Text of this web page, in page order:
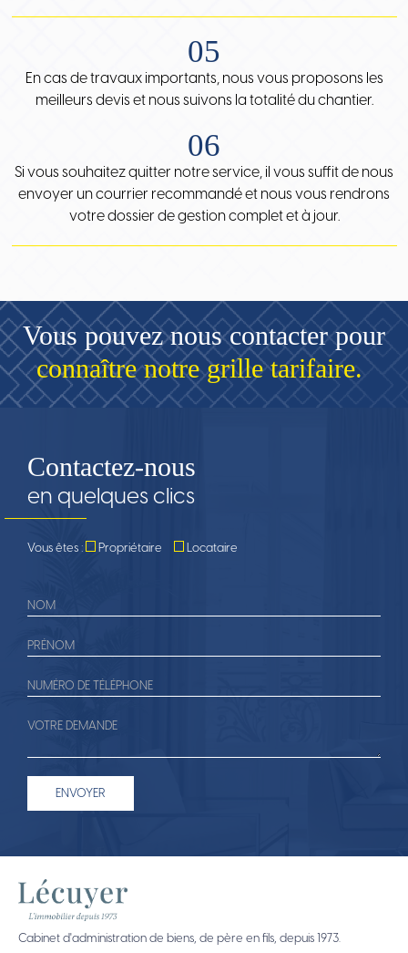
05
En cas de travaux importants, nous vous proposons les
meilleurs devis et nous suivons la totalité du chantier.
06
Si vous souhaitez quitter notre service, il vous suffit de nous
envoyer un courrier recommandé et nous vous rendrons
votre dossier de gestion complet et à jour.
Vous pouvez nous contacter pour
connaître notre grille tarifaire.
Contactez-nous
en quelques clics
Vous êtes : Propriétaire Locataire
Cabinet d'administration de biens, de père en fils, depuis 1973.